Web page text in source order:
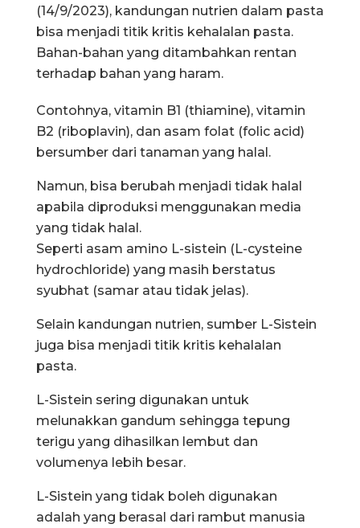
(14/9/2023), kandungan nutrien dalam pasta
bisa menjadi titik kritis kehalalan pasta.
Bahan-bahan yang ditambahkan rentan
terhadap bahan yang haram.
Contohnya, vitamin B1 (thiamine), vitamin
B2 (riboplavin), dan asam folat (folic acid)
bersumber dari tanaman yang halal.
Namun, bisa berubah menjadi tidak halal
apabila diproduksi menggunakan media
yang tidak halal.
Seperti asam amino L-sistein (L-cysteine
hydrochloride) yang masih berstatus
syubhat (samar atau tidak jelas).
Selain kandungan nutrien, sumber L-Sistein
juga bisa menjadi titik kritis kehalalan
pasta.
L-Sistein sering digunakan untuk
melunakkan gandum sehingga tepung
terigu yang dihasilkan lembut dan
volumenya lebih besar.
L-Sistein yang tidak boleh digunakan
adalah yang berasal dari rambut manusia